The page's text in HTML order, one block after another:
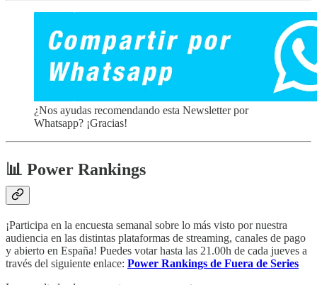
¿Nos ayudas recomendando esta Newsletter por
Whatsapp? ¡Gracias!
📊 Power Rankings
¡Participa en la encuesta semanal sobre lo más visto por nuestra
audiencia en las distintas plataformas de streaming, canales de pago
y abierto en España! Puedes votar hasta las 21.00h de cada jueves a
través del siguiente enlace: Power Rankings de Fuera de Series